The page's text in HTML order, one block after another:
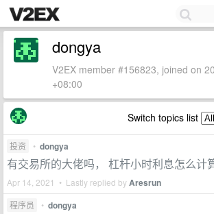
dongya
V2EX member #156823, joined on
+08:00
Switch topics list
投资 • dongya
有交易所的大佬吗， 杠杆小时利息怎么计
Apr 14, 2021 • Lastly replied byAresrun
程序员 • dongya